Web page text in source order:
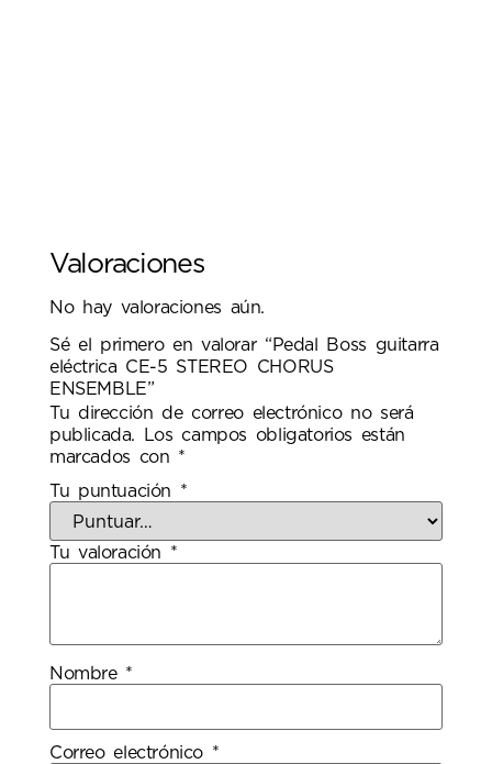
Valoraciones
No hay valoraciones aún.
Sé el primero en valorar “Pedal Boss guitarra
eléctrica CE-5 STEREO CHORUS
ENSEMBLE”
Tu dirección de correo electrónico no será
publicada.
Los campos obligatorios están
marcados con *
Tu puntuación *
Tu valoración *
Nombre *
Correo electrónico *